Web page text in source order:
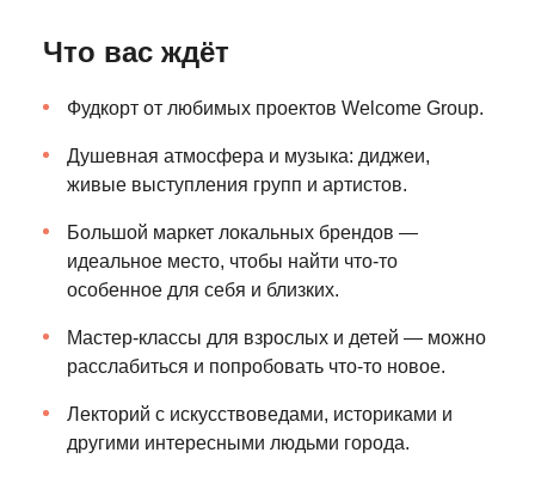
Что вас ждёт
Фудкорт от любимых проектов Welcome Group.
Душевная атмосфера и музыка: диджеи,
живые выступления групп и артистов.
Большой маркет локальных брендов —
идеальное место, чтобы найти что-то
особенное для себя и близких.
Мастер-классы для взрослых и детей — можно
расслабиться и попробовать что-то новое.
Лекторий с искусствоведами, историками и
другими интересными людьми города.